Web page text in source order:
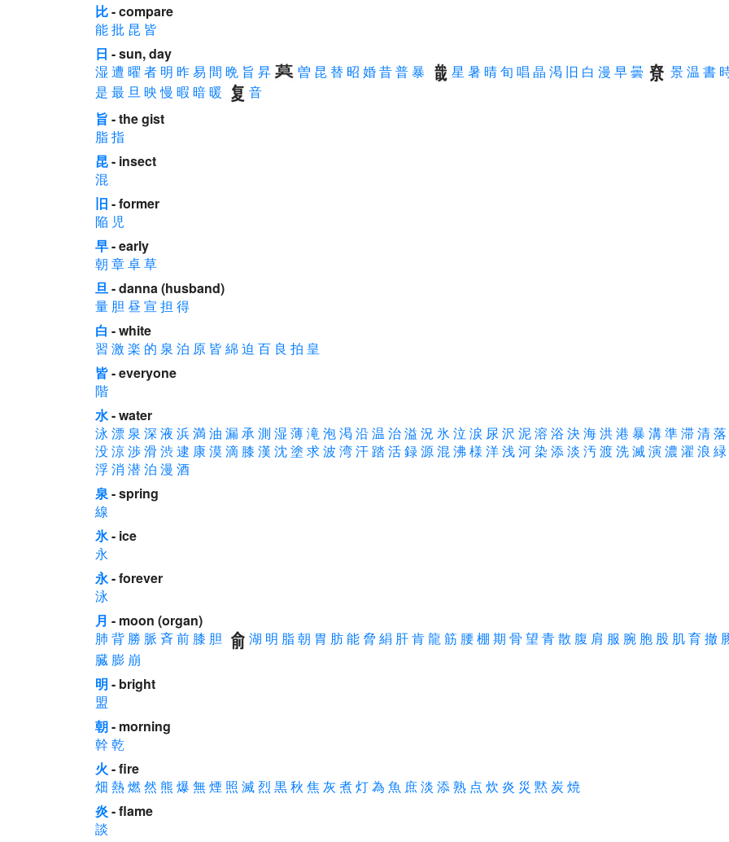
比- compare
能批 昆 皆
日 - sun, day
湿 遭 曜 者 明 昨易 間 晩 旨 昇 曽 昆 替 昭 婚昔普暴 星 暑晴旬 唱 晶 渇 旧 白 漫 早曇 景温 書
是 最旦映 慢 暇 暗暖
音
旨 - the gist
脂指
昆- insect
混
旧 - former
陥 児
早- early
朝 章卓草
旦- danna (husband)
量 胆昼 宣 担 得
白 - white
習 激 楽 的 泉 泊 原 皆 綿迫 百 良 拍 皇
皆- everyone
階
水- water
泳漂 泉 深 液 浜満油 漏承測 湿 薄滝泡渇 沿温 治溢 況 氷 泣 涙 尿 沢 泥溶 浴 決海洪港 暴 溝準滞清落
没涼渉滑渋逮 康漠滴 膝 漢 沈塗 求波 湾汗 踏活録源混沸様 洋浅河染 添淡 汚渡洗滅演濃 濯 浪 緑
浮消 潜泊 漫 酒
泉- spring
線
氷- ice
永
永- forever
泳
月 - moon (organ)
肺 背 勝 脈 斉前 膝 胆 湖 明 脂朝 胃 肪能 脅 絹 肝肯龍筋 腰棚 期 骨 望 青散 腹 肩 服 腕 胞 股 肌育撤
臓 膨 崩
明 - bright
盟
朝- morning
幹 乾
火 - fire
畑 熱燃然 熊 爆 無煙 照 滅烈 黒秋 焦 灰 煮灯為 魚 庶淡 添熟 点 炊 炎 災 黙炭 焼
炎- flame
談